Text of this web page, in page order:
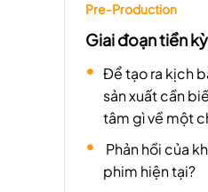
Pre-Production
Giai đoạn tiền
Để tạo ra kịch
sản xuất cần
tâm gì về một
Phản hồi của
phim hiện tại?